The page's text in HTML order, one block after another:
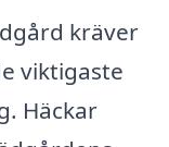
kräver
viktigaste
Häckar